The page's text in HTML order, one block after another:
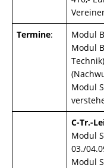
Termine:
Modul
Modul
Modul
C-Tr.-
Modul
03./
Modul